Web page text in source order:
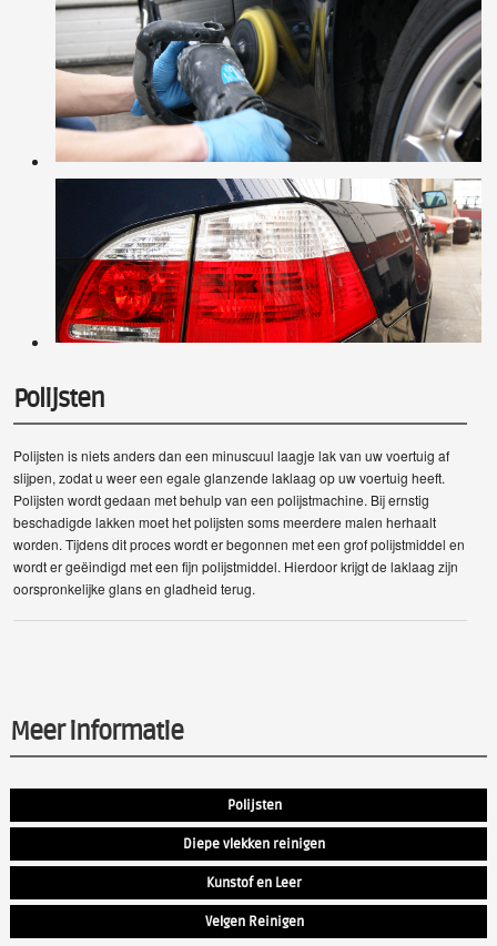
Polijsten
Polijsten is niets anders dan een minuscuul laagje lak van uw voertuig af
slijpen, zodat u weer een egale glanzende laklaag op uw voertuig heeft.
Polijsten wordt gedaan met behulp van een polijstmachine. Bij ernstig
beschadigde lakken moet het polijsten soms meerdere malen herhaalt
worden. Tijdens dit proces wordt er begonnen met een grof polijstmiddel en
wordt er geëindigd met een fijn polijstmiddel. Hierdoor krijgt de laklaag zijn
oorspronkelijke glans en gladheid terug.
Meer informatie
Polijsten
Diepe vlekken reinigen
Kunstof en Leer
Velgen Reinigen